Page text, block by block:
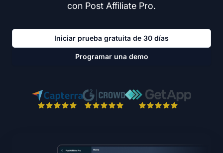
con Post Affiliate Pro.
Iniciar prueba gratuita de 30 días
Programar una demo